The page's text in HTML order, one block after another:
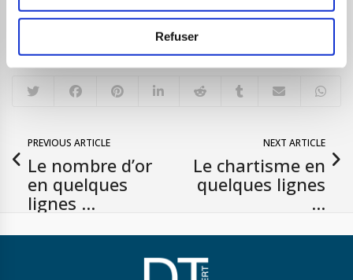
Refuser
Share This Post
PREVIOUS ARTICLE
Le nombre d’or
en quelques
lignes …
NEXT ARTICLE
Le chartisme en
quelques lignes
…